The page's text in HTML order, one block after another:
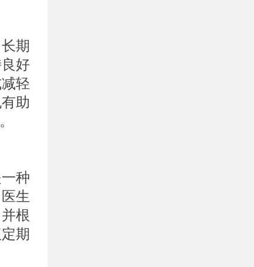
期
好
轻
助
种
生
根
期